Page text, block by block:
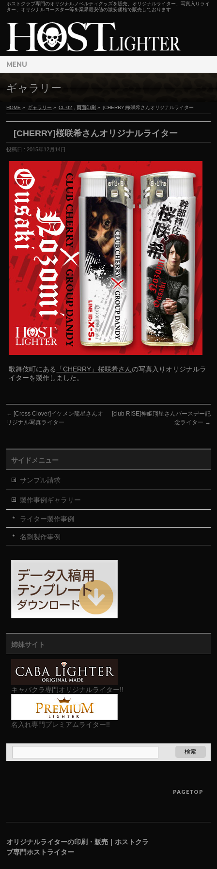
ホストクラブ専門のオリジナルノベルティグッズを販売。オリジナルライター、写真入りライ
ター、オリジナルコースター等を業界最安値の激安価格で販売しております
MENU
ギャラリー
HOME » ギャラリー » CL-02 ,両面印刷 » [CHERRY]桜咲希さんオリジナルライター
[CHERRY]桜咲希さんオリジナルライター
投稿日 : 2015年12月14日
歌舞伎町にある 「CHERRY」桜咲希さんの写真入りオリジナルラ
イターを製作しました。
← [Cross Clover]イケメン龍星さんオ
リジナル写真ライター
[club RISE]神姫翔星さんバースデー記
念ライター →
サイドメニュー
サンプル請求
製作事例ギャラリー
ライター製作事例
名刺製作事例
姉妹サイト
キャバクラ専門オリジナルライター!!
名入れ専門プレミアムライター!!
PAGETOP
オリジナルライターの印刷・販売｜ホストクラ
ブ専門ホストライター